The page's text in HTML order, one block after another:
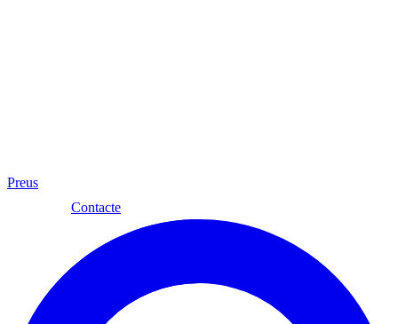
Preus
Contacte